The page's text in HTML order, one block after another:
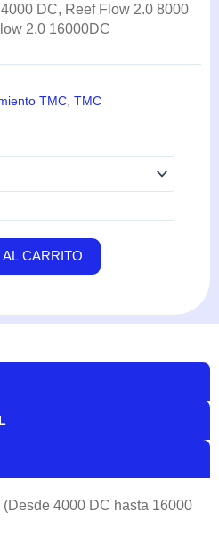
DC, Reef Flow 2.0 8000
2.0 16000DC
TMC TMC
CARRITO
4000 DC hasta 16000